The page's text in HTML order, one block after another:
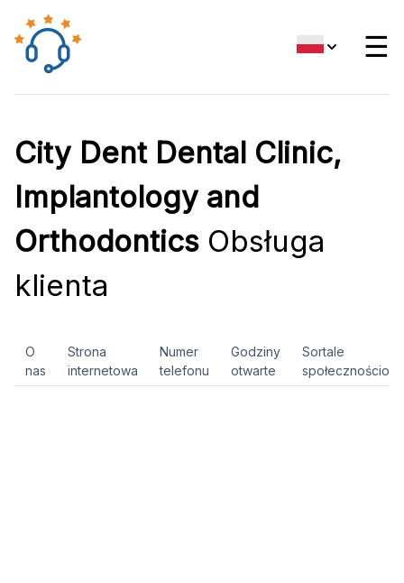
☰
City Dent Dental Clinic,
Implantology and
Orthodontics Obsługa
klienta
O
nas
Strona
internetowa
Numer
telefonu
Godziny
otwarte
Sortale